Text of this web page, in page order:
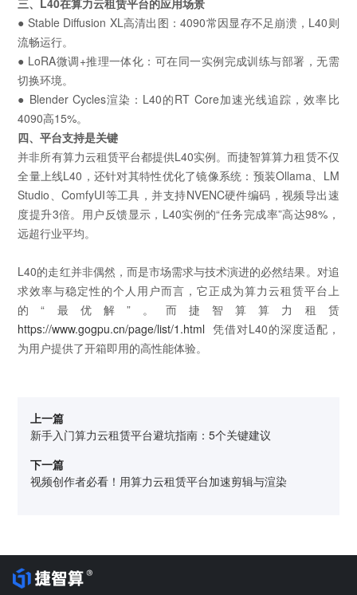
● Stable Diffusion XL高清出图：4090常因显存不足崩溃，L40则
流畅运行。
● LoRA微调+推理一体化：可在同一实例完成训练与部署，无需
切换环境。
● Blender Cycles渲染：L40的RT Core加速光线追踪，效率比
4090高15%。
四、平台支持是关键
并非所有算力云租赁平台都提供L40实例。而捷智算算力租赁不仅
全量上线L40，还针对其特性优化了镜像系统：预装Ollama、LM
Studio、ComfyUI等工具，并支持NVENC硬件编码，视频导出速
度提升3倍。用户反馈显示，L40实例的“任务完成率”高达98%，
远超行业平均。
L40的走红并非偶然，而是市场需求与技术演进的必然结果。对追
求效率与稳定性的个人用户而言，它正成为算力云租赁平台上
的“最优解”。而捷智算算力租赁
https://www.gogpu.cn/page/list/1.html 凭借对L40的深度适配，
为用户提供了开箱即用的高性能体验。
上一篇
新手入门算力云租赁平台避坑指南：5个关键建议
下一篇
视频创作者必看！用算力云租赁平台加速剪辑与渲染